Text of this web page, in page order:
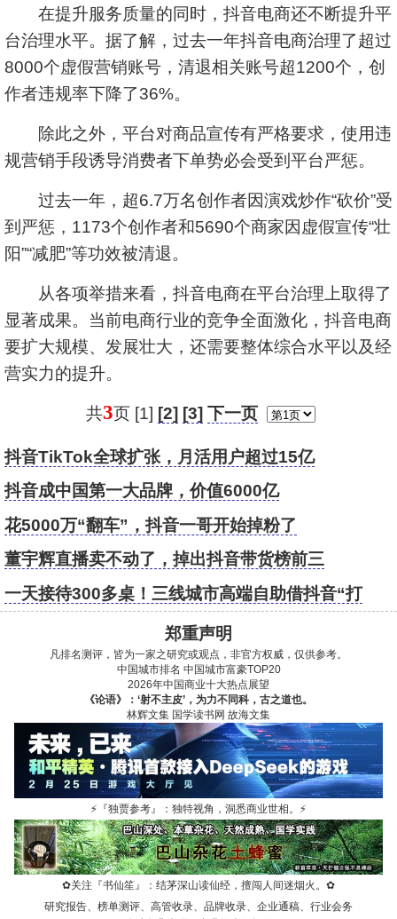
在提升服务质量的同时，抖音电商还不断提升平
台治理水平。据了解，过去一年抖音电商治理了超过
8000个虚假营销账号，清退相关账号超1200个，创
作者违规率下降了36%。
除此之外，平台对商品宣传有严格要求，使用违
规营销手段诱导消费者下单势必会受到平台严惩。
过去一年，超6.7万名创作者因演戏炒作“砍价”受
到严惩，1173个创作者和5690个商家因虚假宣传“壮
阳”“减肥”等功效被清退。
从各项举措来看，抖音电商在平台治理上取得了
显著成果。当前电商行业的竞争全面激化，抖音电商
要扩大规模、发展壮大，还需要整体综合水平以及经
营实力的提升。
共3页 [1] [2] [3] 下一页
抖音TikTok全球扩张，月活用户超过15亿
抖音成中国第一大品牌，价值6000亿
花5000万“翻车”，抖音一哥开始掉粉了
董宇辉直播卖不动了，掉出抖音带货榜前三
一天接待300多桌！三线城市高端自助借抖音“打
郑重声明
凡排名测评，皆为一家之研究或观点，非官方权威，仅供参考。
中国城市排名 中国城市富豪TOP20
2026年中国商业十大热点展望
《论语》：‘射不主皮’，为力不同科，古之道也。
林辉文集 国学读书网 故海文集
⚡ 『独贾参考』：独特视角，洞悉商业世相。 ⚡
✿关注『书仙笙』：结茅深山读仙经，擅闯人间迷烟火。 ✿
研究报告、榜单测评、高管收录、品牌收录、企业通稿、行业会务